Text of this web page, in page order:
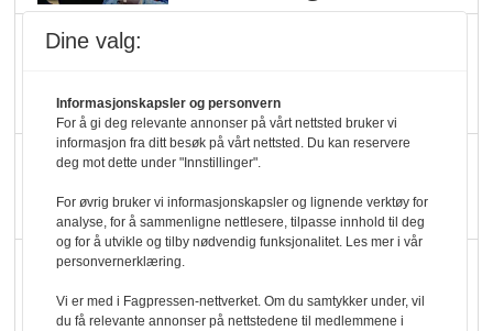
hederspris
Blir enklere å velge
økologisk i butikkhylla
Kolonihagen sliter
med å få tak i nok melk
Dine valg:
Informasjonskapsler og personvern
For å gi deg relevante annonser på vårt nettsted bruker vi
informasjon fra ditt besøk på vårt nettsted. Du kan reservere
deg mot dette under "Innstillinger".
For øvrig bruker vi informasjonskapsler og lignende verktøy for
analyse, for å sammenligne nettlesere, tilpasse innhold til deg
og for å utvikle og tilby nødvendig funksjonalitet. Les mer i vår
personvernerklæring.
Vi er med i Fagpressen-nettverket. Om du samtykker under, vil
du få relevante annonser på nettstedene til medlemmene i